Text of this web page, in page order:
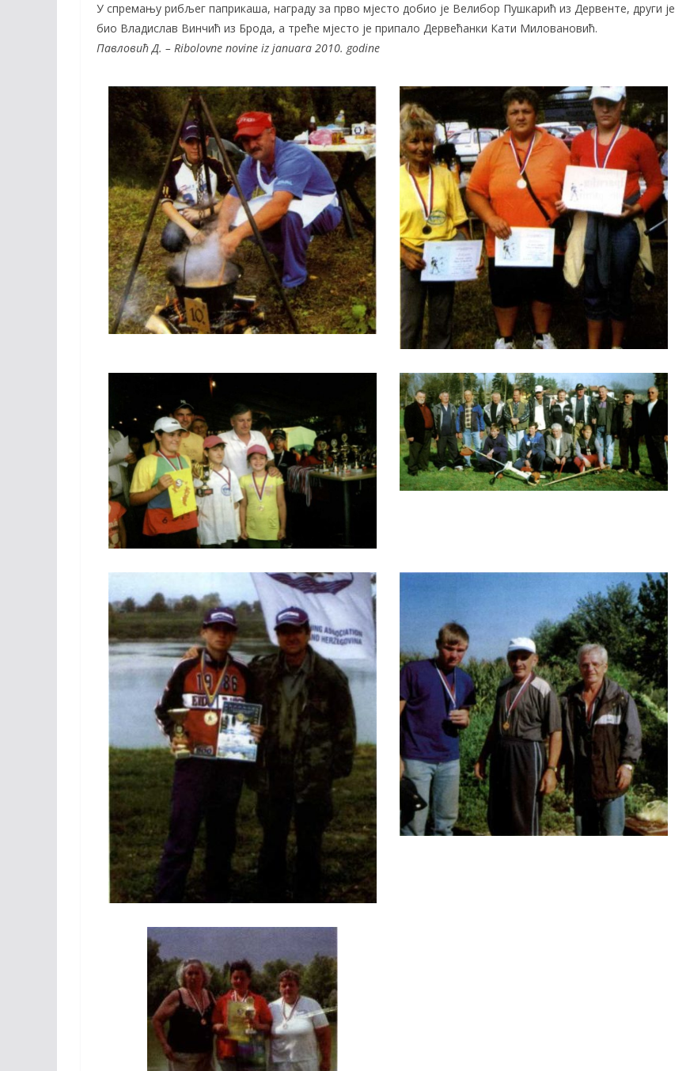
У спремању рибљег паприкаша, награду за прво мјесто добио је Велибор Пушкарић из Дервенте, други је
био Владислав Винчић из Брода, а треће мјесто је припало Дервећанки Кати Миловановић.
Павловић Д. – Ribolovne novine iz januara 2010. godine